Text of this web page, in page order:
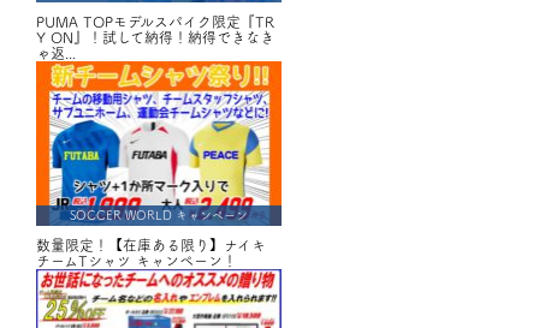
PUMA TOPモデルスパイク限定『TR
Y ON』！試して納得！納得できなき
ゃ返...
SOCCER WORLD キャンペーン
数量限定！【在庫ある限り】ナイキ
チームTシャツ キャンペーン！